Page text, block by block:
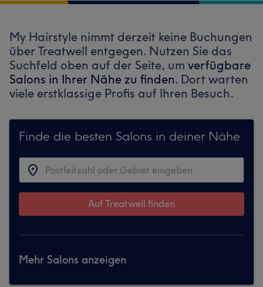
My Hairstyle nimmt derzeit keine Buchungen
über Treatwell entgegen. Nutzen Sie das
Suchfeld oben auf der Seite, um verfügbare
Salons in Ihrer Nähe zu finden. Dort warten
viele erstklassige Profis auf Ihren Besuch.
Finde die besten Salons in deiner Nähe
Auf Treatwell finden
Mehr Salons anzeigen